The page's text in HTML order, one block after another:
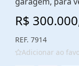
R$
REF. 7914
Adicionar ao